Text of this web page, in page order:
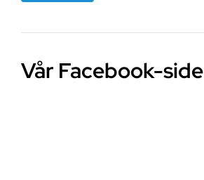
Vår Facebook-side